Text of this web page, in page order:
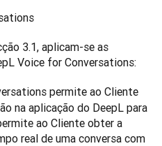
3.1, aplicam-se as
Voice for Conversations:
permite ao Cliente
na aplicação do DeepL para
ao Cliente obter a
real de uma conversa com